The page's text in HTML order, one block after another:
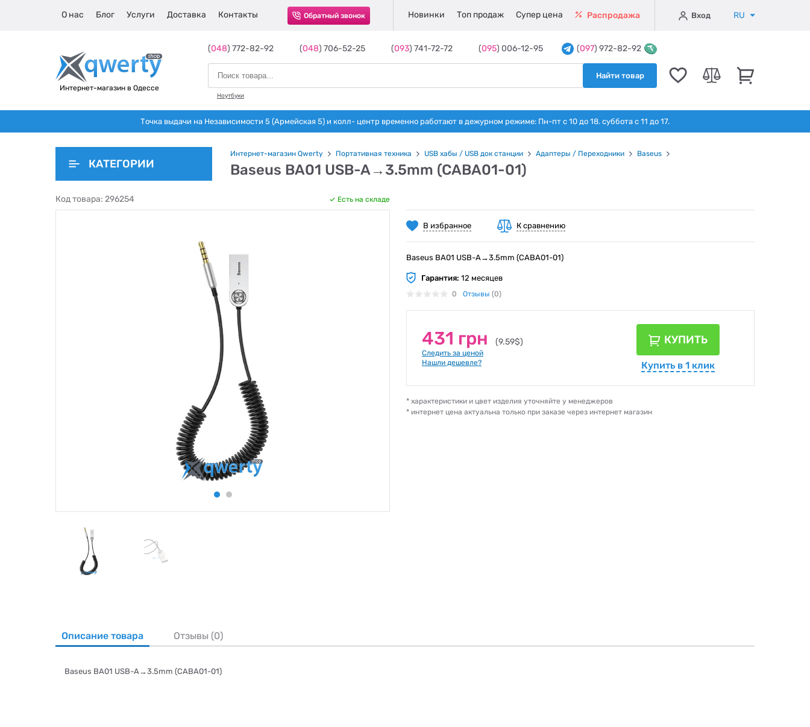
О нас Блог Услуги Доставка Контакты Обратный звонок Новинки Топ продаж Супер цена Распродажа Вход RU
Интернет-магазин в Одессе
(048) 772-82-92 (048) 706-52-25 (093) 741-72-72 (095) 006-12-95 (097) 972-82-92
Найти товар
Ноутбуки
Точка выдачи на Независимости 5 (Армейская 5) и колл- центр временно работают в дежурном режиме: Пн-пт с 10 до 18. суббота с 11 до 17.
КАТЕГОРИИ
Интернет-магазин Qwerty Портативная техника USB хабы / USB док станции Адаптеры / Переходники Baseus
Baseus BA01 USB-A→3.5mm (CABA01-01)
Код товара: 296254 Есть на складе
В избранное К сравнению
Baseus BA01 USB-A→3.5mm (CABA01-01)
Гарантия: 12 месяцев
0 Отзывы (0)
431 грн (9.59$)
Следить за ценой
Нашли дешевле?
КУПИТЬ
Купить в 1 клик
* характеристики и цвет изделия уточняйте у менеджеров
* интернет цена актуальна только при заказе через интернет магазин
Описание товара Отзывы (0)
Baseus BA01 USB-A→3.5mm (CABA01-01)